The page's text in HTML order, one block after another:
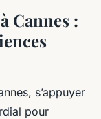
Cannes :
s’appuyer
pour